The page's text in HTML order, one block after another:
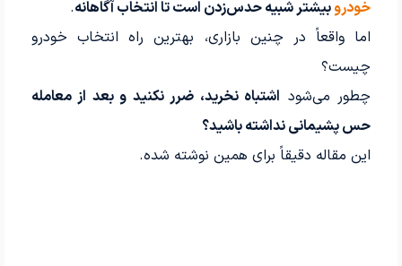
خودروبیشتر شبیه حدس‌زدن است تا انتخاب آگاهانه.
اما واقعاً در چنین بازاری، بهترین راه انتخاب خودرو
چیست؟
چطور می‌شود اشتباه نخرید، ضرر نکنید و بعد از معامله
حس پشیمانی نداشته باشید؟
این مقاله دقیقاً برای همین نوشته شده.